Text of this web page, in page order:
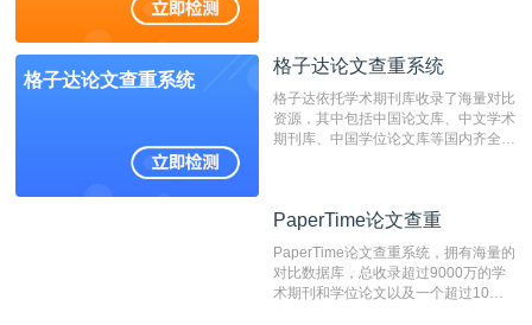
编辑部检测来稿和已发表的文献,检测
测时注意填写第一作者,才能排除已发
表文献复制比。（限制字符数1万）
格子达论文查重系统
格子达论文查重系统
格子达依托学术期刊库收录了海量对比
资源，其中包括中国论文库、中文学术
期刊库、中国学位论文库等国内齐全的
系统，可检测中文、英文两种语言的论
PaperTime论文查重
PaperTime论文查重系统，拥有海量的
对比数据库，总收录超过9000万的学
术期刊和学位论文以及一个超过10亿